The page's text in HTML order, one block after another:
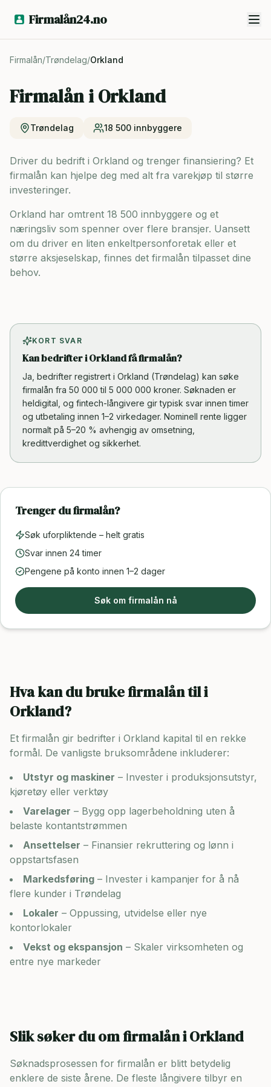
Firmalån24.no
Firmalån/Trøndelag/Orkland
Firmalån iOrkland
Trøndelag 18 500 innbyggere
Driver du bedrift i Orkland og trenger finansiering? Et
firmalån kan hjelpe deg med alt fra varekjøp til større
investeringer.
Orkland har omtrent 18 500 innbyggere og et
næringsliv som spenner over flere bransjer. Uansett
om du driver en liten enkeltpersonforetak eller et
større aksjeselskap, finnes det firmalån tilpasset dine
behov.
KORT SVAR
Kan bedrifter i Orkland få firmalån?
Ja, bedrifter registrert i Orkland (Trøndelag) kan søke
firmalån fra 50 000 til 5 000 000 kroner. Søknaden er
heldigital, og fintech-långivere gir typisk svar innen timer
og utbetaling innen 1–2 virkedager. Nominell rente ligger
normalt på 5–20 % avhengig av omsetning,
kredittverdighet og sikkerhet.
Trenger du firmalån?
Søk uforpliktende – helt gratis
Svar innen 24 timer
Pengene på konto innen 1–2 dager
Søk om firmalån nå
Hva kan du bruke firmalån til i
Orkland?
Et firmalån gir bedrifter i Orkland kapital til en rekke
formål. De vanligste bruksområdene inkluderer:
Utstyr og maskiner – Invester i produksjonsutstyr,
kjøretøy eller verktøy
Varelager – Bygg opp lagerbeholdning uten å
belaste kontantstrømmen
Ansettelser – Finansier rekruttering og lønn i
oppstartsfasen
Markedsføring – Invester i kampanjer for å nå
flere kunder i Trøndelag
Lokaler – Oppussing, utvidelse eller nye
kontorlokaler
Vekst og ekspansjon – Skaler virksomheten og
entre nye markeder
Slik søker du om firmalån iOrkland
Søknadsprosessen for firmalån er blitt betydelig
enklere de siste årene. De fleste långivere tilbyr en